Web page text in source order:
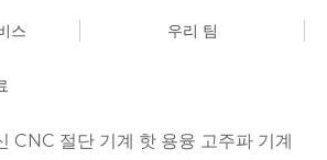
스 우리 팀
CNC 절단 기계 핫 용융 고주파 기계